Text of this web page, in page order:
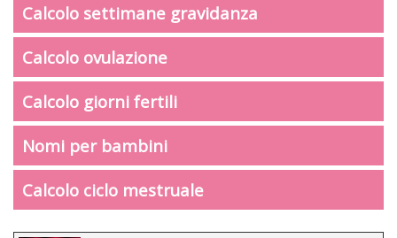
Calcolo settimane gravidanza
Calcolo ovulazione
Calcolo giorni fertili
Nomi per bambini
Calcolo ciclo mestruale